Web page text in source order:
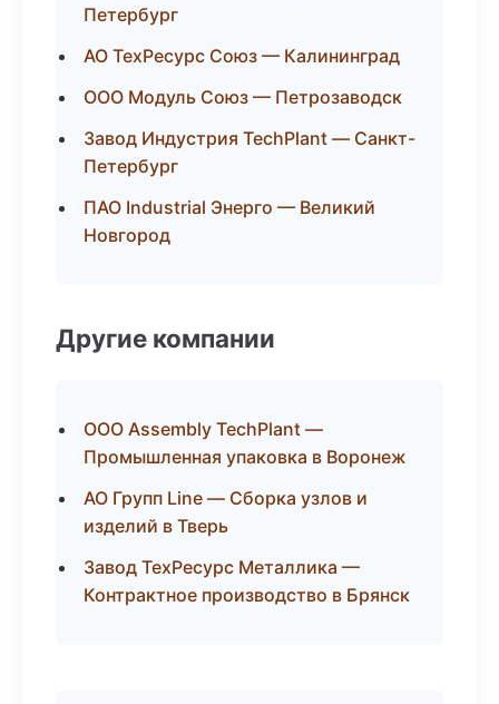
Петербург
АО ТехРесурс Союз — Калининград
ООО Модуль Союз — Петрозаводск
Завод Индустрия TechPlant — Санкт-
Петербург
ПАО Industrial Энерго — Великий
Новгород
Другие компании
ООО Assembly TechPlant —
Промышленная упаковка в Воронеж
АО Групп Line — Сборка узлов и
изделий в Тверь
Завод ТехРесурс Металлика —
Контрактное производство в Брянск